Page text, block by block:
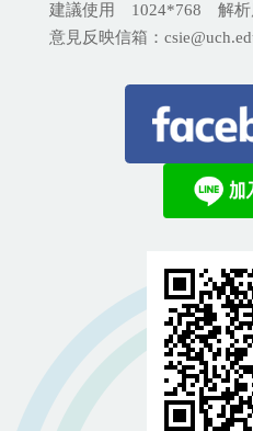
建議使用 1024*768 解析
意見反映信箱：